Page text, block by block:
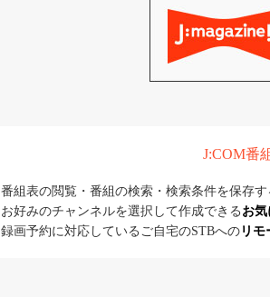
J:COM番
番組表の閲覧・番組の検索・検索条件を保存す
お好みのチャンネルを選択して作成できる お
録画予約に対応しているご自宅のSTBへの リモ